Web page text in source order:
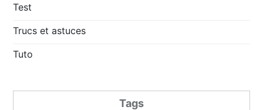
Test
Trucs et astuces
Tuto
Tags